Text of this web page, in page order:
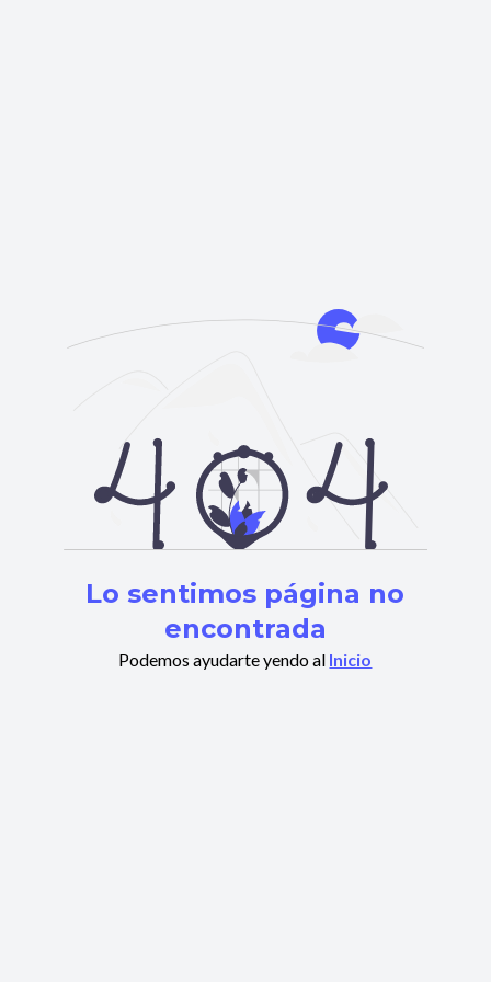
Lo sentimos página no
encontrada
Podemos ayudarte yendo al Inicio